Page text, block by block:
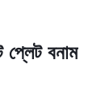
প্লেট বনাম